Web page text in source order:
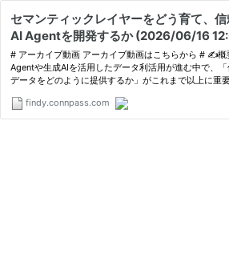
セマンティックレイヤーをどう育て、
AI Agentを開発するか (2026/06/16
# アーカイブ動画 アーカイブ動画はこちらから # ✍️概要 近年、AI
Agentや生成AIを活用したデータ利活用が進む中で、
データをどのように提供するか」がこれまで以上に重
ックレイヤー」です。 セマンティックレイヤーは単に…
findy.connpass.com